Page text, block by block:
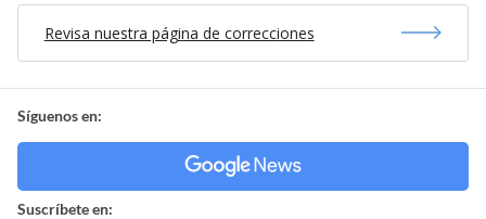
Revisa nuestra página de correcciones
Síguenos en:
Suscríbete en: